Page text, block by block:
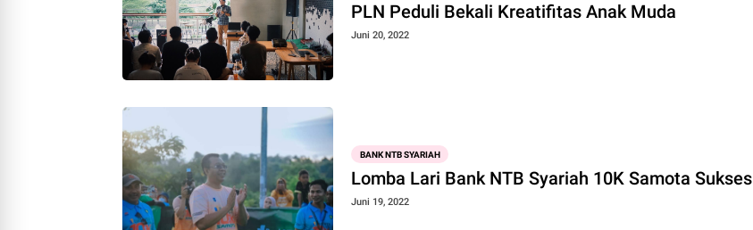
PLN Peduli Bekali Kreatifitas Anak Muda
Juni 20, 2022
BANK NTB SYARIAH
Lomba Lari Bank NTB Syariah 10K Samota Sukses
Juni 19, 2022